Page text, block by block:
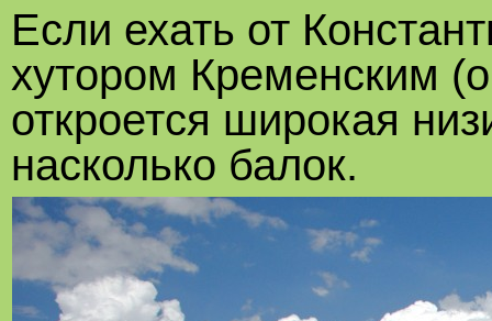
Если ехать от
хутором Кременским
откроется широкая
насколько балок.